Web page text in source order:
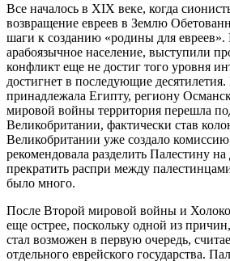
Все началось в XIX веке, когда
возвращение евреев в Землю
шаги к созданию «родины для
арабоязычное население, выступили
конфликт еще не достиг того уровня
достигнет в последующие десятилетия.
принадлежала Египту, региону
мировой войны территория перешла
Великобритании, фактически став
Великобритании уже создало
рекомендовала разделить Палестину
прекратить распри между
было много.
После Второй мировой войны и
еще острее, поскольку одной из
стал возможен в первую очередь,
отдельного еврейского государства.